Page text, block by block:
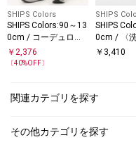
SHIPS Colors
SHIPS Colors:90～13
0cm / コーデュロイ
イージーパンツ
￥ 2,376
〔40%OFF〕
SHIPS
SHIPS
0cm / 〈
能〉 コー
￥ 3,410
関連カテゴリを探す
その他カテゴリを探す